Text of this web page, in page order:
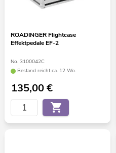
ROADINGER Flightcase
Effektpedale EF-2
No. 3100042C
Bestand reicht ca. 12 Wo.
135,00€